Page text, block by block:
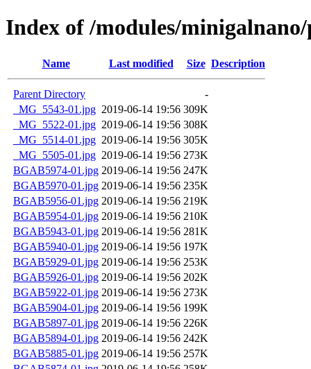
Index of /modules/
Name Last modified Size Description
Parent Directory
-
_MG_5543-01.jpg 2019-06-14 19:56 309K
_MG_5522-01.jpg 2019-06-14 19:56 308K
_MG_5514-01.jpg 2019-06-14 19:56 305K
_MG_5505-01.jpg 2019-06-14 19:56 273K
BGAB5974-01.jpg 2019-06-14 19:56 247K
BGAB5970-01.jpg 2019-06-14 19:56 235K
BGAB5956-01.jpg 2019-06-14 19:56 219K
BGAB5954-01.jpg 2019-06-14 19:56 210K
BGAB5943-01.jpg 2019-06-14 19:56 281K
BGAB5940-01.jpg 2019-06-14 19:56 197K
BGAB5929-01.jpg 2019-06-14 19:56 253K
BGAB5926-01.jpg 2019-06-14 19:56 202K
BGAB5922-01.jpg 2019-06-14 19:56 273K
BGAB5904-01.jpg 2019-06-14 19:56 199K
BGAB5897-01.jpg 2019-06-14 19:56 226K
BGAB5894-01.jpg 2019-06-14 19:56 242K
BGAB5885-01.jpg 2019-06-14 19:56 257K